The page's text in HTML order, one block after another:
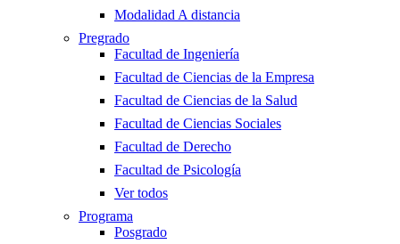
Modalidad A distancia
Pregrado
Facultad de Ingeniería
Facultad de Ciencias de la Empresa
Facultad de Ciencias de la Salud
Facultad de Ciencias Sociales
Facultad de Derecho
Facultad de Psicología
Ver todos
Programa
Posgrado